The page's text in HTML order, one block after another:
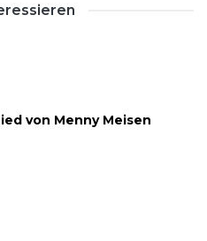
von Menny Meisen